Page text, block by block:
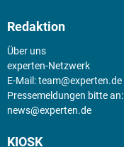
Redaktion
Über uns
experten-Netzwerk
E-Mail:team@experten.de
Pressemeldungen bitte an:
news@experten.de
KIOSK